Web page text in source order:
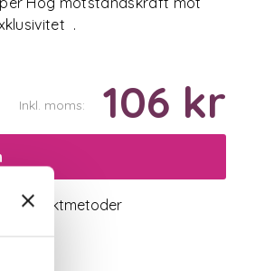
.
Inkl. moms: 106 kr
fraktmetoder